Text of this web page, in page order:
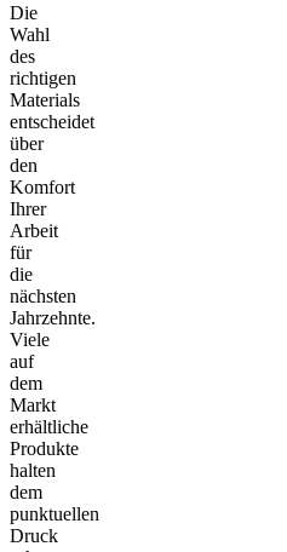
Die
Wahl
des
richtigen
Materials
entscheidet
über
den
Komfort
Ihrer
Arbeit
für
die
nächsten
Jahrzehnte.
Viele
auf
dem
Markt
erhältliche
Produkte
halten
dem
punktuellen
Druck